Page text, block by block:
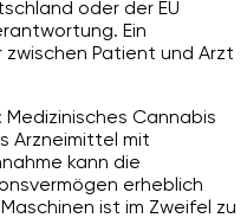
oder der EU
Ein
Patient und Arzt
Medizinisches Cannabis
Arzneimittel mit
kann die
erheblich
ist im Zweifel zu